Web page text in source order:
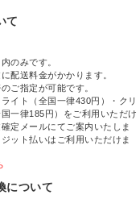
て
のみです。
配送料金がかかります。
ご指定が可能です。
イト（全国一律430円）・クリ
一律185円）をご利用いただけ
定メールにてご案内いたしま
ット払いはご利用いただけま
について